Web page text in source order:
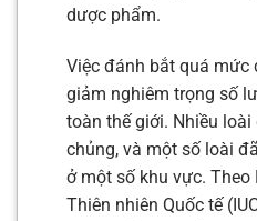
dược phẩm.
Việc đánh bắt quá mức
giảm nghiêm trọng số
toàn thế giới. Nhiều
chủng, và một số loài
ở một số khu vực. Theo
Thiên nhiên Quốc tế